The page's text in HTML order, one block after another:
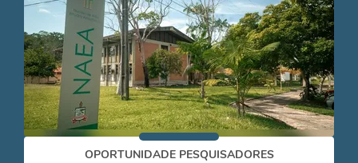
OPORTUNIDADE PESQUISADORES